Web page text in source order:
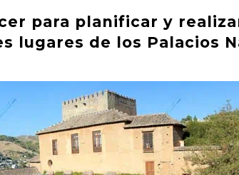
para planificar y
lugares de los Palacios